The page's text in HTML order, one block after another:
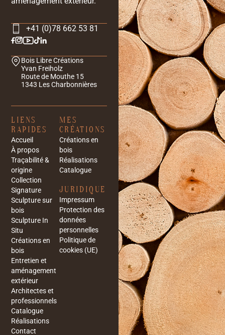
+41 (0)78 662 53 81
Bois Libre Créations
Yvan Freiholz
Route de Mouthe 15
1343 Les Charbonnières
LIENS
RAPIDES
Accueil
À propos
Traçabilité &
origine
Collection
Signature
Sculpture sur
bois
Sculpture In
Situ
Créations en
bois
Entretien et
aménagement
extérieur
Architectes et
professionnels
Catalogue
Réalisations
Contact
MES
CRÉATIONS
Créations en
bois
Réalisations
Catalogue
JURIDIQUE
Impressum
Protection des
données
personnelles
Politique de
cookies (UE)